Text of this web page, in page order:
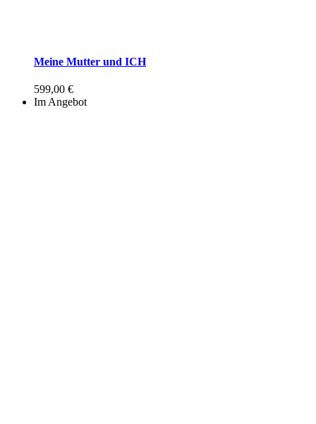
Meine Mutter und ICH
599,00 €
Im Angebot